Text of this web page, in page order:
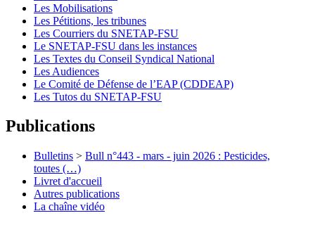
Les Mobilisations
Les Pétitions, les tribunes
Les Courriers du SNETAP-FSU
Le SNETAP-FSU dans les instances
Les Textes du Conseil Syndical National
Les Audiences
Le Comité de Défense de l’EAP (CDDEAP)
Les Tutos du SNETAP-FSU
Publications
Bulletins > Bull n°443 - mars - juin 2026 : Pesticides,
toutes (…)
Livret d'accueil
Autres publications
La chaîne vidéo